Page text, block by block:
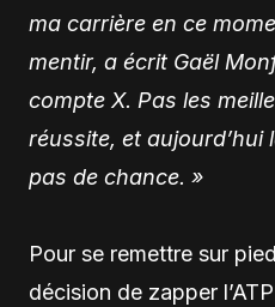
ma carrière en ce
mentir, a écrit Gaël
compte X. Pas les
réussite, et aujourd’hui
pas de chance. »
Pour se remettre sur
décision de zapper